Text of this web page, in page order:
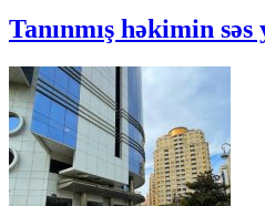
Tanınmış həkimin səs